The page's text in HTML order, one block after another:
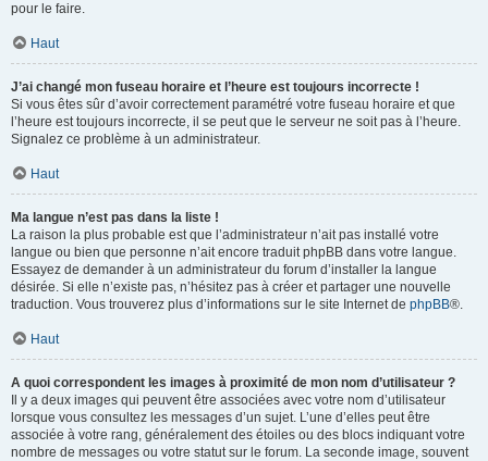
pour le faire.
Haut
J’ai changé mon fuseau horaire et l’heure est toujours incorrecte !
Si vous êtes sûr d’avoir correctement paramétré votre fuseau horaire et que
l’heure est toujours incorrecte, il se peut que le serveur ne soit pas à l’heure.
Signalez ce problème à un administrateur.
Haut
Ma langue n’est pas dans la liste !
La raison la plus probable est que l’administrateur n’ait pas installé votre
langue ou bien que personne n’ait encore traduit phpBB dans votre langue.
Essayez de demander à un administrateur du forum d’installer la langue
désirée. Si elle n’existe pas, n’hésitez pas à créer et partager une nouvelle
traduction. Vous trouverez plus d’informations sur le site Internet de phpBB®.
Haut
A quoi correspondent les images à proximité de mon nom d’utilisateur ?
Il y a deux images qui peuvent être associées avec votre nom d’utilisateur
lorsque vous consultez les messages d’un sujet. L’une d’elles peut être
associée à votre rang, généralement des étoiles ou des blocs indiquant votre
nombre de messages ou votre statut sur le forum. La seconde image, souvent